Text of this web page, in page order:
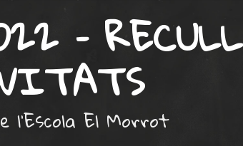
– RECULL
l'Escola El Morrot